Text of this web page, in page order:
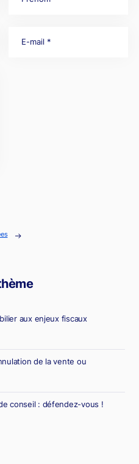
aux enjeux fiscaux
de la vente ou
conseil : défendez-vous !